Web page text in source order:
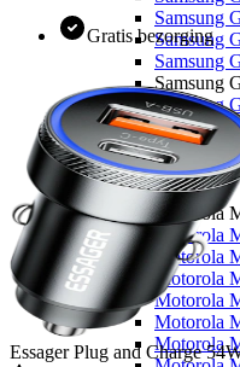
Samsung
Samsung
Samsung
Samsung
Samsung
OnePlus
OnePlus
OnePlus
Motorola
Motorola
Motorola
Motorola
Motorola
Motorola
Motorola
Motorola
Gratis bezorging
Essager Plug and Charge